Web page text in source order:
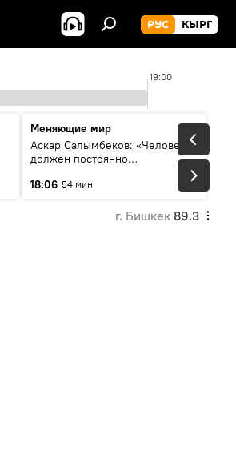
РУС КЫРГ
19:00
Меняющие мир
Аскар Салымбеков: «Человек
должен постоянно
18:06 54 мин
г. Бишкек 89.3